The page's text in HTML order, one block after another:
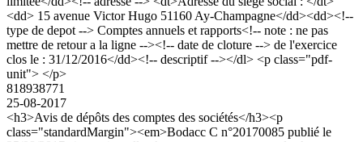
<dd> 15 avenue Victor Hugo 51160 Ay-Champagne</dd><dd><!--
type de depot --> Comptes annuels et rapports<!-- note : ne pas
mettre de retour a la ligne --><!-- date de cloture --> de l'exercice
clos le : 31/12/2016</dd><!-- descriptif --></dl> <p class="pdf-
unit"> </p>
818938771
25-08-2017
<h3>Avis de dépôts des comptes des sociétés</h3><p
class="standardMargin"><em>Bodacc C n°20170085 publié le